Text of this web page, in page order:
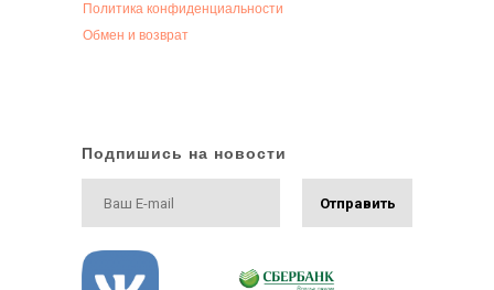
Политика конфиденциальности
Обмен и возврат
Отправить
Подпишись на новости